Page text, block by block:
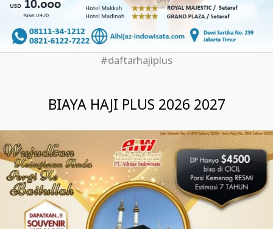
#daftarhajiplus
BIAYA HAJI PLUS 2026 2027